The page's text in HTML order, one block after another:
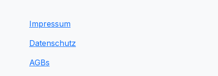
Impressum
Datenschutz
AGBs